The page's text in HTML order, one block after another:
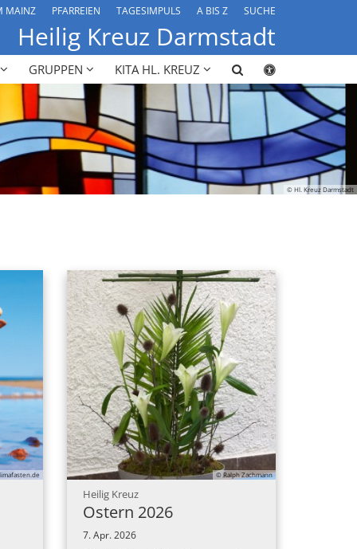
MAINZ PFARREIEN TAGESIMPULS A BIS Z SUCHE
Heilig Kreuz Darmstadt
GRUPPEN KITA HL. KREUZ
© Hl. Kreuz Darmstadt
© Ralph Zachmann
Heilig Kreuz:
Ostern 2026
7. Apr. 2026